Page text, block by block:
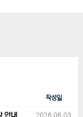
작성일
안내 2026.08.03